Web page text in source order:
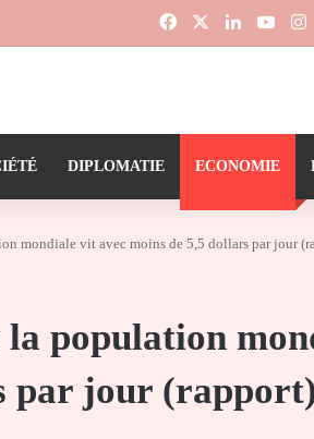
FacebookLinkedin
DIPLOMATIE ECONOMIE
mondiale vit avec moins de 5,5 dollars par jour
la population
par jour (rapport)